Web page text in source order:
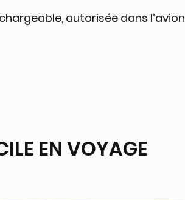
autorisée dans l’avion
EN VOYAGE